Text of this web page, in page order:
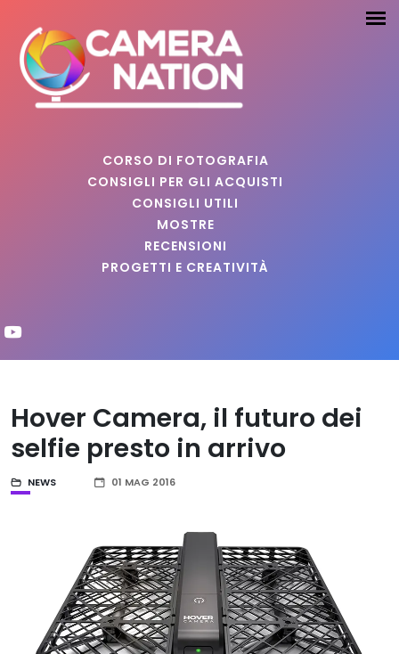
CORSO DI FOTOGRAFIA
CONSIGLI PER GLI ACQUISTI
CONSIGLI UTILI
MOSTRE
RECENSIONI
PROGETTI E CREATIVITÀ
Hover Camera, il futuro dei
selfie presto in arrivo
NEWS 01 MAG 2016